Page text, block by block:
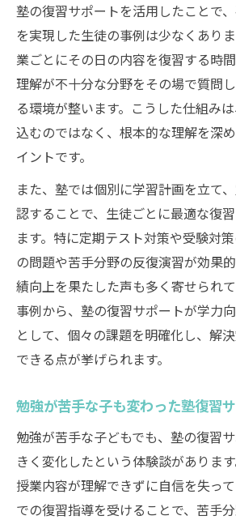
塾の復習サポートを活用したことで
を実現した生徒の事例は少なくあり
業ごとにその日の内容を復習する時間
理解が不十分な分野をその場で質問
る環境が整います。こうした仕組み
込むのではなく、根本的な理解を深
イントです。
また、塾では個別に学習計画を立て
認することで、生徒ごとに最適な復
ます。特に定期テスト対策や受験対
の問題や苦手分野の反復演習が効果
績向上を果たした声も多く寄せられ
事例から、塾の復習サポートが学力
として、個々の課題を明確化し、解
できる点が挙げられます。
勉強が苦手な子も変わった塾復習
勉強が苦手な子どもでも、塾の復習
きく変化したという体験談がありま
授業内容が理解できずに自信を失っ
での復習指導を受けることで、苦手